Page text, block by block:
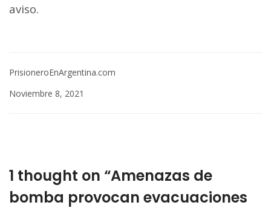
aviso.
PrisioneroEnArgentina.com
Noviembre 8, 2021
1 thought on “Amenazas de
bomba provocan evacuaciones